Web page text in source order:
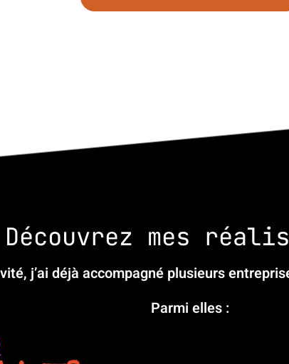
Découvrez mes
j’ai déjà accompagné plusieurs
Parmi elles :